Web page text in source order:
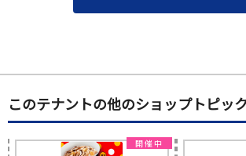
このテナントの他のショップトピッ